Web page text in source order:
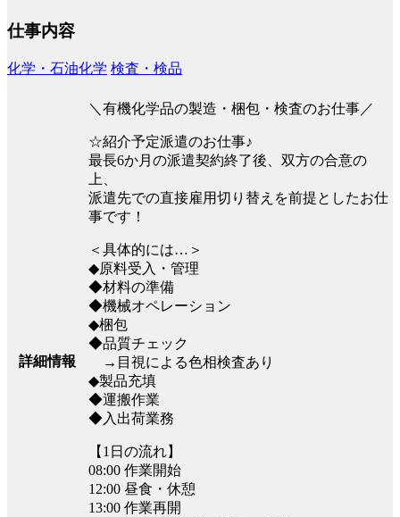
仕事内容
化学・石油化学 検査・検品
詳細情報
＼有機化学品の製造・梱包・検査のお仕事／
☆紹介予定派遣のお仕事♪
最長6か月の派遣契約終了後、双方の合意の
上、
派遣先での直接雇用切り替えを前提としたお仕
事です！
＜具体的には…＞
◆原料受入・管理
◆材料の準備
◆機械オペレーション
◆梱包
◆品質チェック
→目視による色相検査あり
◆製品充填
◆運搬作業
◆入出荷業務
【1日の流れ】
08:00 作業開始
12:00 昼食・休憩
13:00 作業再開